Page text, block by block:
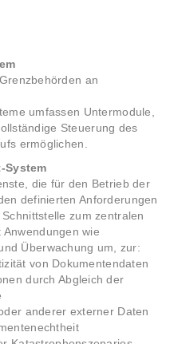
an
umfassen Untermodule,
Steuerung des
ermöglichen.
System
die für den Betrieb der
definierten Anforderungen
zum zentralen
wie
Überwachung um, zur:
von Dokumentendaten
durch Abgleich der
anderer externer Daten